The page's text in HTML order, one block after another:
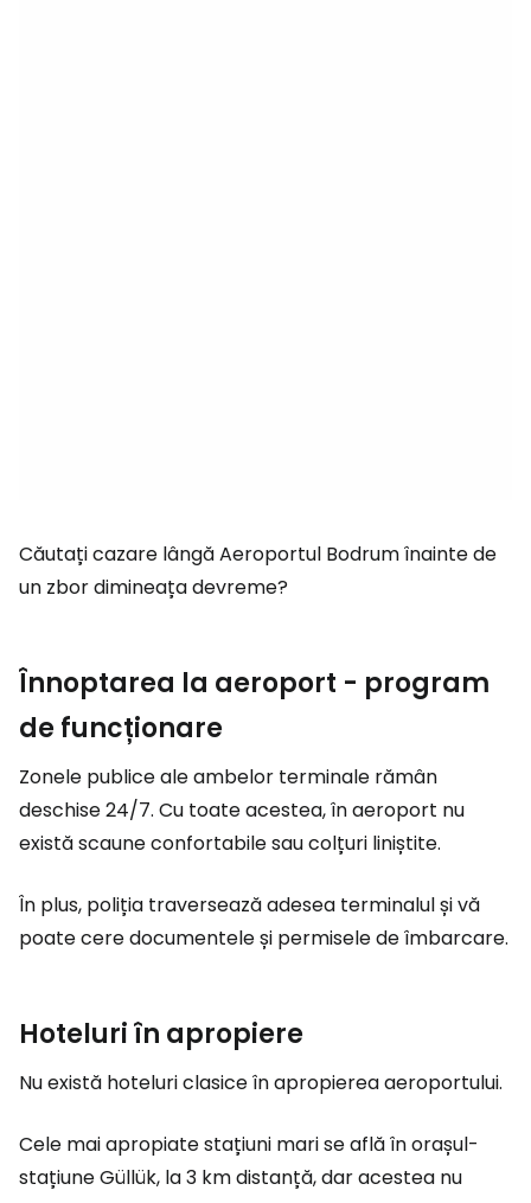
Căutați cazare lângă Aeroportul Bodrum înainte de
un zbor dimineața devreme?
Înnoptarea la aeroport - program
de funcționare
Zonele publice ale ambelor terminale rămân
deschise 24/7. Cu toate acestea, în aeroport nu
există scaune confortabile sau colțuri liniștite.
În plus, poliția traversează adesea terminalul și vă
poate cere documentele și permisele de îmbarcare.
Hoteluri în apropiere
Nu există hoteluri clasice în apropierea aeroportului.
Cele mai apropiate stațiuni mari se află în orașul-
stațiune Güllük, la 3 km distanță, dar acestea nu